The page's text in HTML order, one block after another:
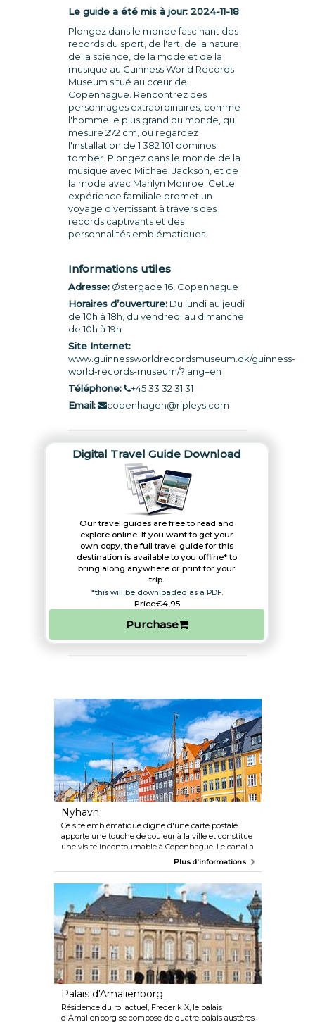
Le guide a été mis à jour: 2024-11-18
Plongez dans le monde fascinant des
records du sport, de l'art, de la nature,
de la science, de la mode et de la
musique au Guinness World Records
Museum situé au cœur de
Copenhague. Rencontrez des
personnages extraordinaires, comme
l'homme le plus grand du monde, qui
mesure 272 cm, ou regardez
l'installation de 1 382 101 dominos
tomber. Plongez dans le monde de la
musique avec Michael Jackson, et de
la mode avec Marilyn Monroe. Cette
expérience familiale promet un
voyage divertissant à travers des
records captivants et des
personnalités emblématiques.
Informations utiles
Adresse:Østergade 16, Copenhague
Horaires d’ouverture:Du lundi au jeudi
de 10h à 18h, du vendredi au dimanche
de 10h à 19h
Site Internet:
www.guinnessworldrecordsmuseum.dk/guinness-
world-records-museum/?lang=en
Téléphone:
+45 33 32 31 31
Email:
copenhagen@ripleys.com
Digital Travel Guide Download
Our travel guides are free to read and
explore online. If you want to get your
own copy, the full travel guide for this
destination is available to you offline* to
bring along anywhere or print for your
trip.​
*this will be downloaded as a PDF.
Price€4,95
Purchase
Nyhavn
Ce site emblématique digne d'une carte postale
apporte une touche de couleur à la ville et constitue
une visite incontournable à Copenhague. Le canal a
été construit pour relier Kongens Nytorv au port et a
Andersen, qui a écrit « The Tinderbox », « Little
Claus and Big Claus » et « La princesse et le petit
pois » alors qu'il vivait au numéro 20, et a également
vécu aux numéros 18 et 67. Promenez-vous le long
du port et prenez un verre en soirée dans l'un des
nombreux établissements attrayants, dont la
plupart sont équipés de chauffage et de couvertures
pour passer un moment agréable, même lorsque les
soirées sont fraiches.
Plus d'informations
Palais d'Amalienborg
Résidence du roi actuel, Frederik X, le palais
d'Amalienborg se compose de quatre palais austères